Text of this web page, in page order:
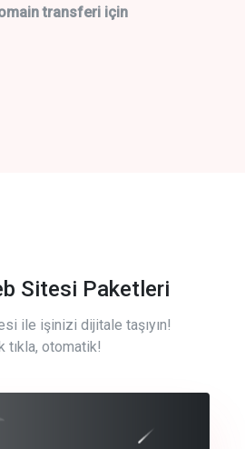
transferi için
Sitesi Paketleri
ile işinizi dijitale taşıyın!
tıkla, otomatik!